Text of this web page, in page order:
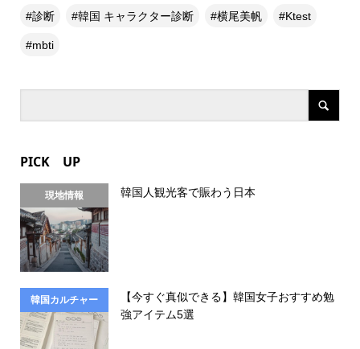
診断 韓国 キャラクター診断 横尾美帆 Ktest
mbti
PICK UP
現地情報 韓国人観光客で賑わう日本
韓国カルチャー
【今すぐ真似できる】韓国女子おすすめ勉
強アイテム5選